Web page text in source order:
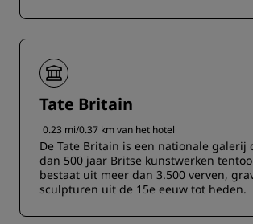
Tate Britain
0.23 mi/0.37 km van het hotel
De Tate Britain is een nationale galerij
dan 500 jaar Britse kunstwerken
bestaat uit meer dan 3.500 verven,
sculpturen uit de 15e eeuw tot heden.